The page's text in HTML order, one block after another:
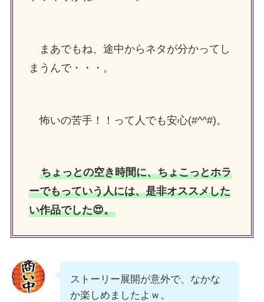
まあでもね、途中からネタが分かってし
まうんで・・・。
怖いの苦手！！って人でも安心(#^^#)。
ちょっとの空き時間に、ちょこっとホラ
ーでもっていう人には、是非オススメした
い作品でした😍。
ストーリー展開が意外で、なかな
か楽しめましたよｗ。